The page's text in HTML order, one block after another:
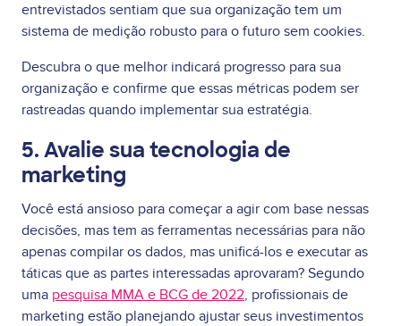
entrevistados sentiam que sua organização tem um
sistema de medição robusto para o futuro sem cookies.
Descubra o que melhor indicará progresso para sua
organização e confirme que essas métricas podem ser
rastreadas quando implementar sua estratégia.
5. Avalie sua tecnologia de
marketing
Você está ansioso para começar a agir com base nessas
decisões, mas tem as ferramentas necessárias para não
apenas compilar os dados, mas unificá-los e executar as
táticas que as partes interessadas aprovaram? Segundo
uma pesquisa MMA e BCG de 2022, profissionais de
marketing estão planejando ajustar seus investimentos